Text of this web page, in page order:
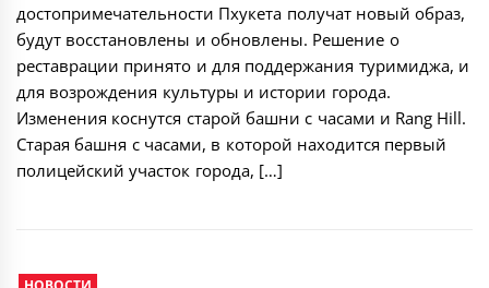
достопримечательности Пхукета получат новый образ,
будут восстановлены и обновлены. Решение о
реставрации принято и для поддержания туримиджа, и
для возрождения культуры и истории города.
Изменения коснутся старой башни с часами и Rang Hill.
Старая башня с часами, в которой находится первый
полицейский участок города, […]